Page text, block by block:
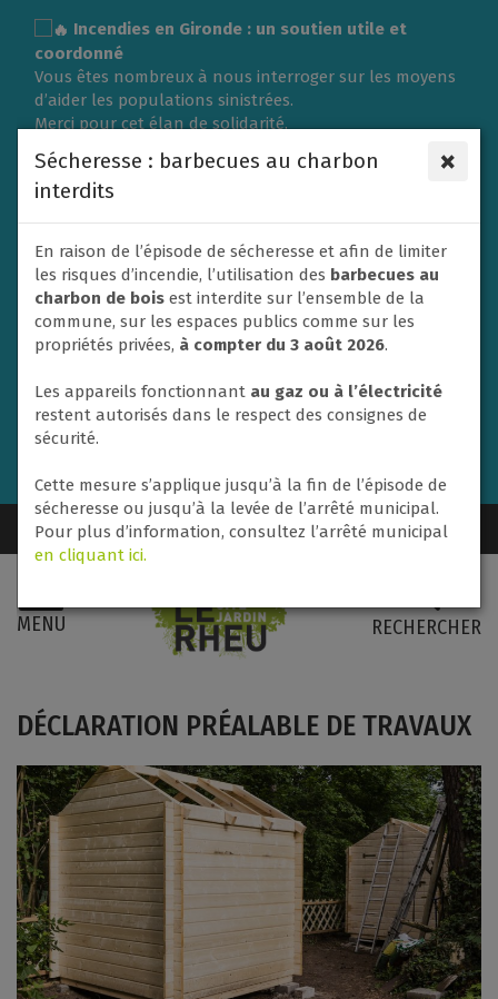
Incendies en Gironde : un soutien utile et
coordonné
Vous êtes nombreux à nous interroger sur les moyens
d’aider les populations sinistrées.
Merci pour cet élan de solidarité.
matériel nécessite une logistique importante et doit
répondre aux besoins exprimés sur place.
des Maires de France (AMF) et à la Protection civile en
privilégiant un soutien financier afin de contribuer
efficacement aux secours et à l’aide apportée aux
victimes.
Un don va donc être adressé dans ce sens par la ville
de Le Rheu à la Protection civile. En effet, les soutiens
financiers sont privilégiés par les autorités afin de
mettre en place les opérations d’urgence.
Nous ne manquerons pas également de relayer et
soutenir toute initiative nationale à destination des
habitants si un appel à la solidarité est lancé.
Nous contacter 02 99 60 71 31
MENU RECHERCHER
DÉCLARATION PRÉALABLE DE TRAVAUX
×
Sécheresse : barbecues au charbon
interdits
En raison de l’épisode de sécheresse et afin de limiter
les risques d’incendie, l’utilisation des barbecues au
charbon de bois est interdite sur l’ensemble de la
commune, sur les espaces publics comme sur les
propriétés privées, à compter du 3 août 2026.
Les appareils fonctionnant au gaz ou à l’électricité
restent autorisés dans le respect des consignes de
sécurité.
Cette mesure s’applique jusqu’à la fin de l’épisode de
sécheresse ou jusqu’à la levée de l’arrêté municipal.
Pour plus d’information, consultez l’arrêté municipal
en cliquant ici.